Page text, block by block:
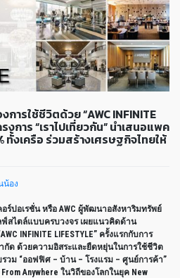
ารใช้ชีวิตด้วย “AWC INFINITE
การ “เราไปเที่ยวกัน” นำเสนอแพค
ทั้งเครือ ร่วมสร้างเศรษฐกิจไทยให้
น้อง
อร์ปอเรชั่น หรือAWC ผู้พัฒนาอสังหาริมทรัพย์
สไตล์แบบครบวงจร เผยแนวคิดด้าน
INFINITE LIFESTYLE” ครั้งแรกกับการ
กัด ด้วยความอิสระและยืดหยุ่นในการใช้ชีวิต
รวม “ออฟฟิศ – บ้าน– โรงแรม – ศูนย์การค้า”
Anywhere ในวิถีของโลกในยุค New